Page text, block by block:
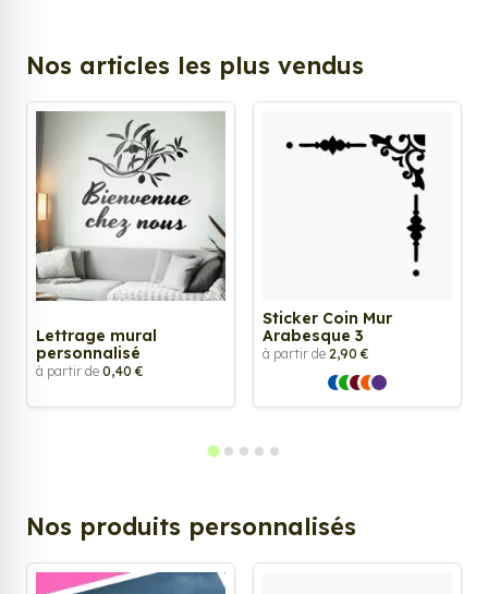
Nos articles les plus vendus
Lettrage mural
personnalisé
à partir de 0,40 €
Sticker Coin Mur
Arabesque 3
à partir de 2,90 €
Nos produits personnalisés